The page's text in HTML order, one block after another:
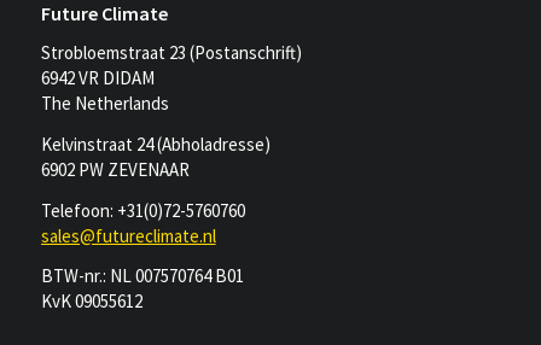
Future Climate
Strobloemstraat 23 (Postanschrift)
6942 VR DIDAM
The Netherlands
Kelvinstraat 24 (Abholadresse)
6902 PW ZEVENAAR
Telefoon: +31(0)72-5760760
sales@futureclimate.nl
BTW-nr.: NL 007570764 B01
KvK 09055612